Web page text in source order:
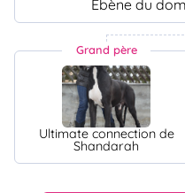
Ebène du
Grand père
Ultimate connection de
Shandarah